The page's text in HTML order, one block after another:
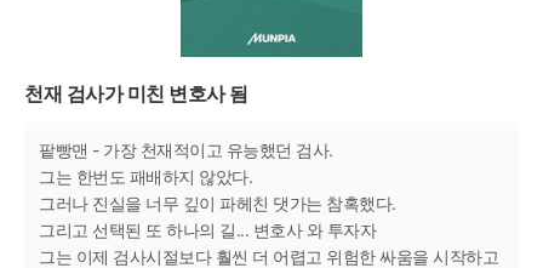
천재 검사가 미친 변호사 됨
팥빵맨 - 가장 천재적이고 유능했던 검사.
그는 한번도 패배하지 않았다.
그러나 진실을 너무 깊이 파헤친 댓가는 참혹했다.
그리고 선택된 또 하나의 길... 변호사 와 투자자
그는 이제 검사시절보다 훨씬 더 어렵고 위험한 싸움을 시작하고